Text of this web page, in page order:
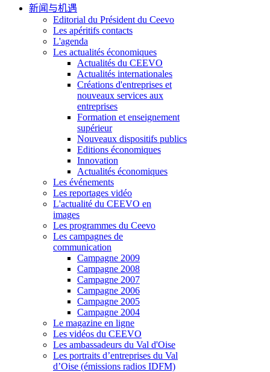
新闻与机遇
Editorial du Président du Ceevo
Les apéritifs contacts
L'agenda
Les actualités économiques
Actualités du CEEVO
Actualités internationales
Créations d'entreprises et
nouveaux services aux
entreprises
Formation et enseignement
supérieur
Nouveaux dispositifs publics
Editions économiques
Innovation
Actualités économiques
Les événements
Les reportages vidéo
L'actualité du CEEVO en
images
Les programmes du Ceevo
Les campagnes de
communication
Campagne 2009
Campagne 2008
Campagne 2007
Campagne 2006
Campagne 2005
Campagne 2004
Le magazine en ligne
Les vidéos du CEEVO
Les ambassadeurs du Val d'Oise
Les portraits d’entreprises du Val
d’Oise (émissions radios IDFM)